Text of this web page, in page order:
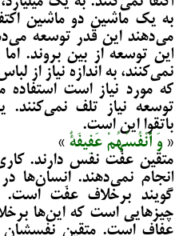
به یک ماشین دو ماشین
می­‌دهند این قدر توسعه
این توسعه از بین بروند. اما
نمی‌­کنند، به اندازه نیاز از
که مورد نیاز است استفاده
توسعه نیاز تلف نمی­‌کنند.
باتقوا این است.
«وَ أَنْفُسُهُمْ عَفِیفَةٌ »
متقین عفّت نفس دارند.
گویند برخلاف عفّت است.
چیزهایی است که این‌ها
عفاف است. متقین نفسشان